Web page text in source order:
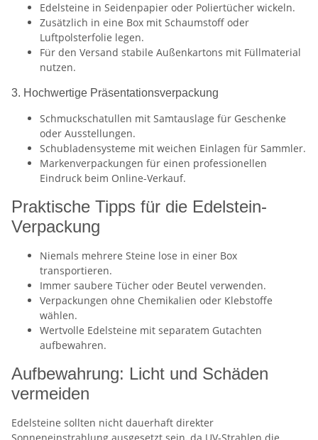
Edelsteine in Seidenpapier oder Poliertücher wickeln.
Zusätzlich in eine Box mit Schaumstoff oder
Luftpolsterfolie legen.
Für den Versand stabile Außenkartons mit Füllmaterial
nutzen.
3. Hochwertige Präsentationsverpackung
Schmuckschatullen mit Samtauslage für Geschenke
oder Ausstellungen.
Schubladensysteme mit weichen Einlagen für Sammler.
Markenverpackungen für einen professionellen
Eindruck beim Online-Verkauf.
Praktische Tipps für die Edelstein-
Verpackung
Niemals mehrere Steine lose in einer Box
transportieren.
Immer saubere Tücher oder Beutel verwenden.
Verpackungen ohne Chemikalien oder Klebstoffe
wählen.
Wertvolle Edelsteine mit separatem Gutachten
aufbewahren.
Aufbewahrung: Licht und Schäden
vermeiden
Edelsteine sollten nicht dauerhaft direkter